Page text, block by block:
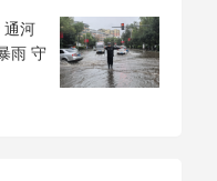
通河
雨 守